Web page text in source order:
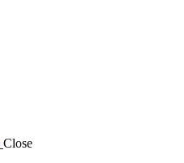
Close